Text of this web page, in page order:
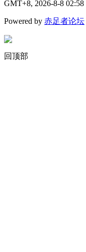
GMT+8, 2026-8-8 02:58
Powered by 赤足者论坛
回顶部